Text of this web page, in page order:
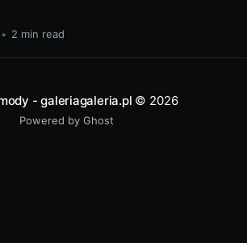
rolę symbolu miłości, który nie tylko zdobi,
emocje w wyjątkowy sposób. Czy jest
• 2 min read
- galeriagaleria.pl © 2026
Powered by Ghost